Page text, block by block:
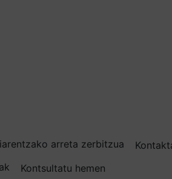
arreta zerbitzua
Kontsultatu hemen